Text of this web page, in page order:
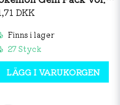
DKK
Finns i lager
27 Styck
LÄGG I VARUKORGEN